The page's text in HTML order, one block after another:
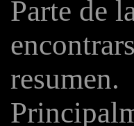
Parte de
resumen.